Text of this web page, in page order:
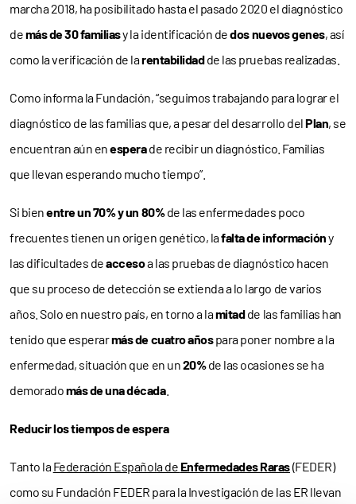
marcha 2018, ha posibilitado hasta el pasado 2020 el diagnóstico
demás de 30 familiasy la identificación dedos nuevos genes, así
como la verificación de larentabilidadde las pruebas realizadas.
Como informa la Fundación, “seguimos trabajando para lograr el
diagnóstico de las familias que, a pesar del desarrollo delPlan, se
encuentran aún enesperade recibir un diagnóstico. Familias
que llevan esperando mucho tiempo”.
Si bienentre un 70% y un 80%de las enfermedades poco
frecuentes tienen un origen genético, lafalta de informacióny
las dificultades deaccesoa las pruebas de diagnóstico hacen
que su proceso de detección se extienda a lo largo de varios
años. Solo en nuestro país, en torno a lamitadde las familias han
tenido que esperarmás de cuatro añospara poner nombre a la
enfermedad, situación que en un20%de las ocasiones se ha
demoradomás de una década.
Reducir los tiempos de espera
Tanto laFederación Española de Enfermedades Raras(FEDER)
como su Fundación FEDER para la Investigación de las ER llevan